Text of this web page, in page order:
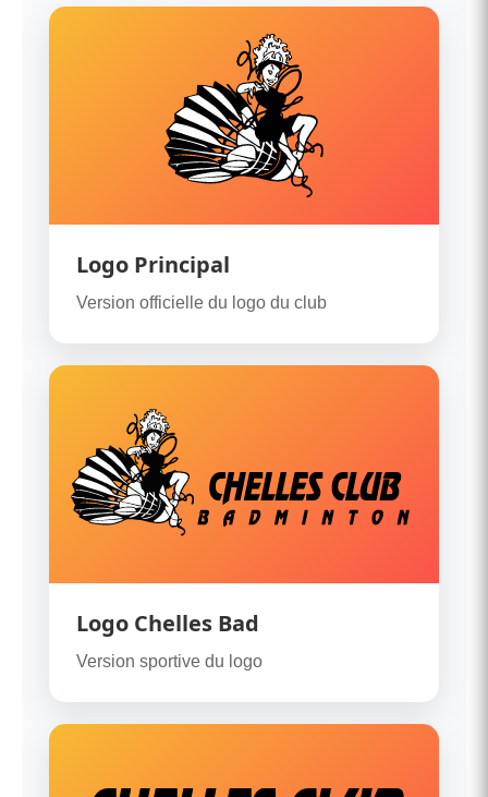
Logo Principal
Version officielle du logo du club
Logo Chelles Bad
Version sportive du logo